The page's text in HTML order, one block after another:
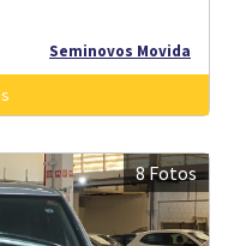
Seminovos Movida
8 Fotos